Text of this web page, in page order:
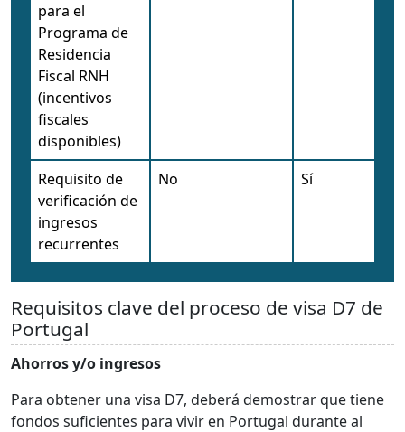
para el
Programa de
Residencia
Fiscal RNH
(incentivos
fiscales
disponibles)
Requisito de
verificación de
ingresos
recurrentes
No Sí
Requisitos clave del proceso de visa D7 de
Portugal
Ahorros y/o ingresos
Para obtener una visa D7, deberá demostrar que tiene
fondos suficientes para vivir en Portugal durante al